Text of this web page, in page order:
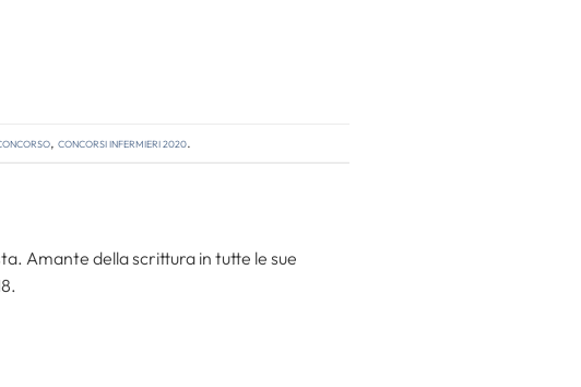
, concorsi infermieri 2020.
Amante della scrittura in tutte le sue